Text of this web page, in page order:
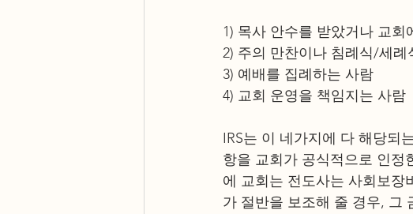
1) 목사 안수를 받았거나 교
2) 주의 만찬이나 침례식/세
3) 예배를 집례하는 사람
4) 교회 운영을 책임지는 사람
IRS는 이 네가지에 다 해당되
항을 교회가 공식적으로 인정
에 교회는 전도사는 사회보장
가 절반을 보조해 줄 경우, 그